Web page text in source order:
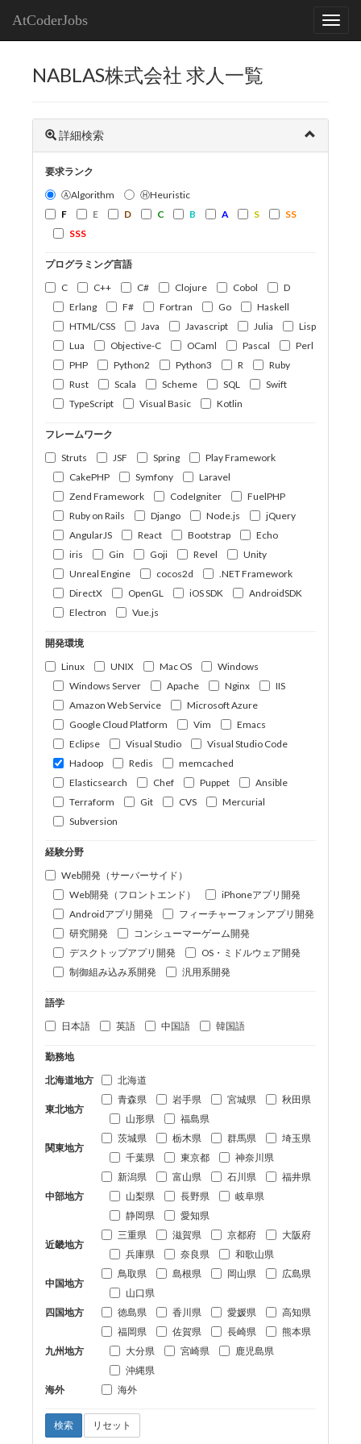
AtCoderJobs
NABLAS株式会社 求人一覧
詳細検索
要求ランク
ⒶAlgorithm
ⒽHeuristic
F
E D C B A S
SS
SSS
プログラミング言語
C
C++ C# Clojure Cobol
D
Erlang
F# Fortran Go
Haskell
HTML/CSS
Java Javascript Julia
Lisp
Lua
Objective-C OCaml Pascal
Perl
PHP
Python2 Python3 R
Ruby
Rust
Scala Scheme SQL
Swift
TypeScript
Visual Basic Kotlin
フレームワーク
Struts
JSF Spring
Play Framework
CakePHP
Symfony
Laravel
Zend Framework
CodeIgniter
FuelPHP
Ruby on Rails
Django Node.js
jQuery
AngularJS
React Bootstrap
Echo
iris
Gin Goji Revel
Unity
Unreal Engine
cocos2d
.NET Framework
DirectX
OpenGL iOS SDK
AndroidSDK
Electron
Vue.js
開発環境
Linux
UNIX Mac OS
Windows
Windows Server
Apache Nginx
IIS
Amazon Web Service
Microsoft Azure
Google Cloud Platform
Vim
Emacs
Eclipse
Visual Studio
Visual Studio Code
Hadoop
Redis
memcached
Elasticsearch
Chef Puppet
Ansible
Terraform
Git CVS
Mercurial
Subversion
経験分野
Web開発（サーバーサイド）
Web開発（フロントエンド）
iPhoneアプリ開発
Androidアプリ開発
フィーチャーフォンアプリ開発
研究開発
コンシューマーゲーム開発
デスクトップアプリ開発
OS・ミドルウェア開発
制御組み込み系開発
汎用系開発
語学
日本語
英語 中国語 韓国語
勤務地
北海道地方
北海道
東北地方
青森県 岩手県 宮城県
秋田県
山形県
福島県
関東地方
茨城県 栃木県 群馬県
埼玉県
千葉県
東京都 神奈川県
中部地方
新潟県 富山県 石川県
福井県
山梨県
長野県
岐阜県
静岡県
愛知県
近畿地方
三重県 滋賀県 京都府
大阪府
兵庫県
奈良県 和歌山県
中国地方
鳥取県 島根県 岡山県
広島県
山口県
四国地方
徳島県 香川県 愛媛県 高知県
九州地方
福岡県 佐賀県 長崎県
熊本県
大分県
宮崎県
鹿児島県
沖縄県
海外
海外
検索 リセット